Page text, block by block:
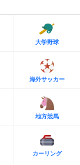
大学野球
海外サッカー
地方競馬
カーリング